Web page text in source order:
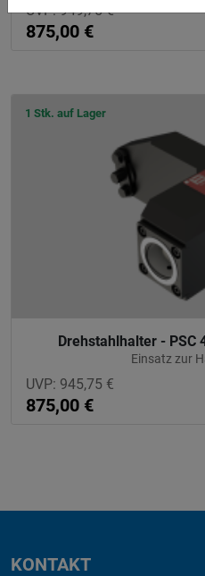
UVP:949,75 €
875,00 €
1 Stk. auf Lager
Drehstahlhalter - PSC
Einsatz zur
UVP: 945,75 €
875,00 €
KONTAKT